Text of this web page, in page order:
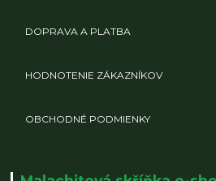
DOPRAVA A PLATBA
HODNOTENIE ZÁKAZNÍKOV
OBCHODNÉ PODMIENKY